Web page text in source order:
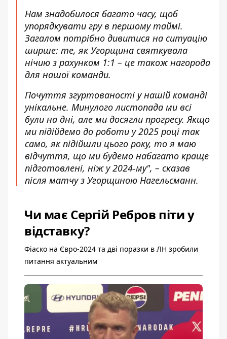
Нам знадобилося багато часу, щоб
упорядкувати гру в першому таймі.
Загалом потрібно дивитися на ситуацію
ширше: те, як Угорщина святкувала
нічию з рахунком 1:1 – це також нагорода
для нашої команди.
Почуття згуртованості у нашій команді
унікальне. Минулого листопада ми всі
були на дні, але ми досягли прогресу. Якщо
ми підійдемо до роботи у 2025 році так
само, як підійшли цього року, то я маю
відчуття, що ми будемо набагато краще
підготовлені, ніж у 2024-му", – сказав
після матчу з Угорщиною Нагельсманн.
Чи має Сергій Ребров піти у
відставку?
Фіаско на Євро-2024 та дві поразки в ЛН зробили
питання актуальним